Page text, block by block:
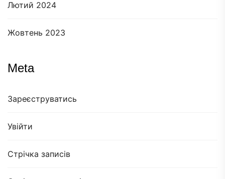
Лютий 2024
Жовтень 2023
Meta
Зареєструватись
Увійти
Стрічка записів